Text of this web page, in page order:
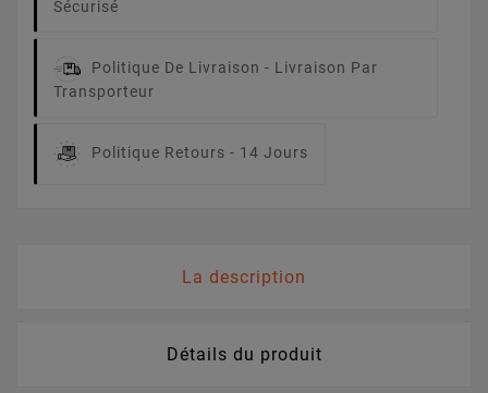
Sécurisé
Politique De Livraison - Livraison Par
Transporteur
Politique Retours - 14 Jours
La description
Détails du produit